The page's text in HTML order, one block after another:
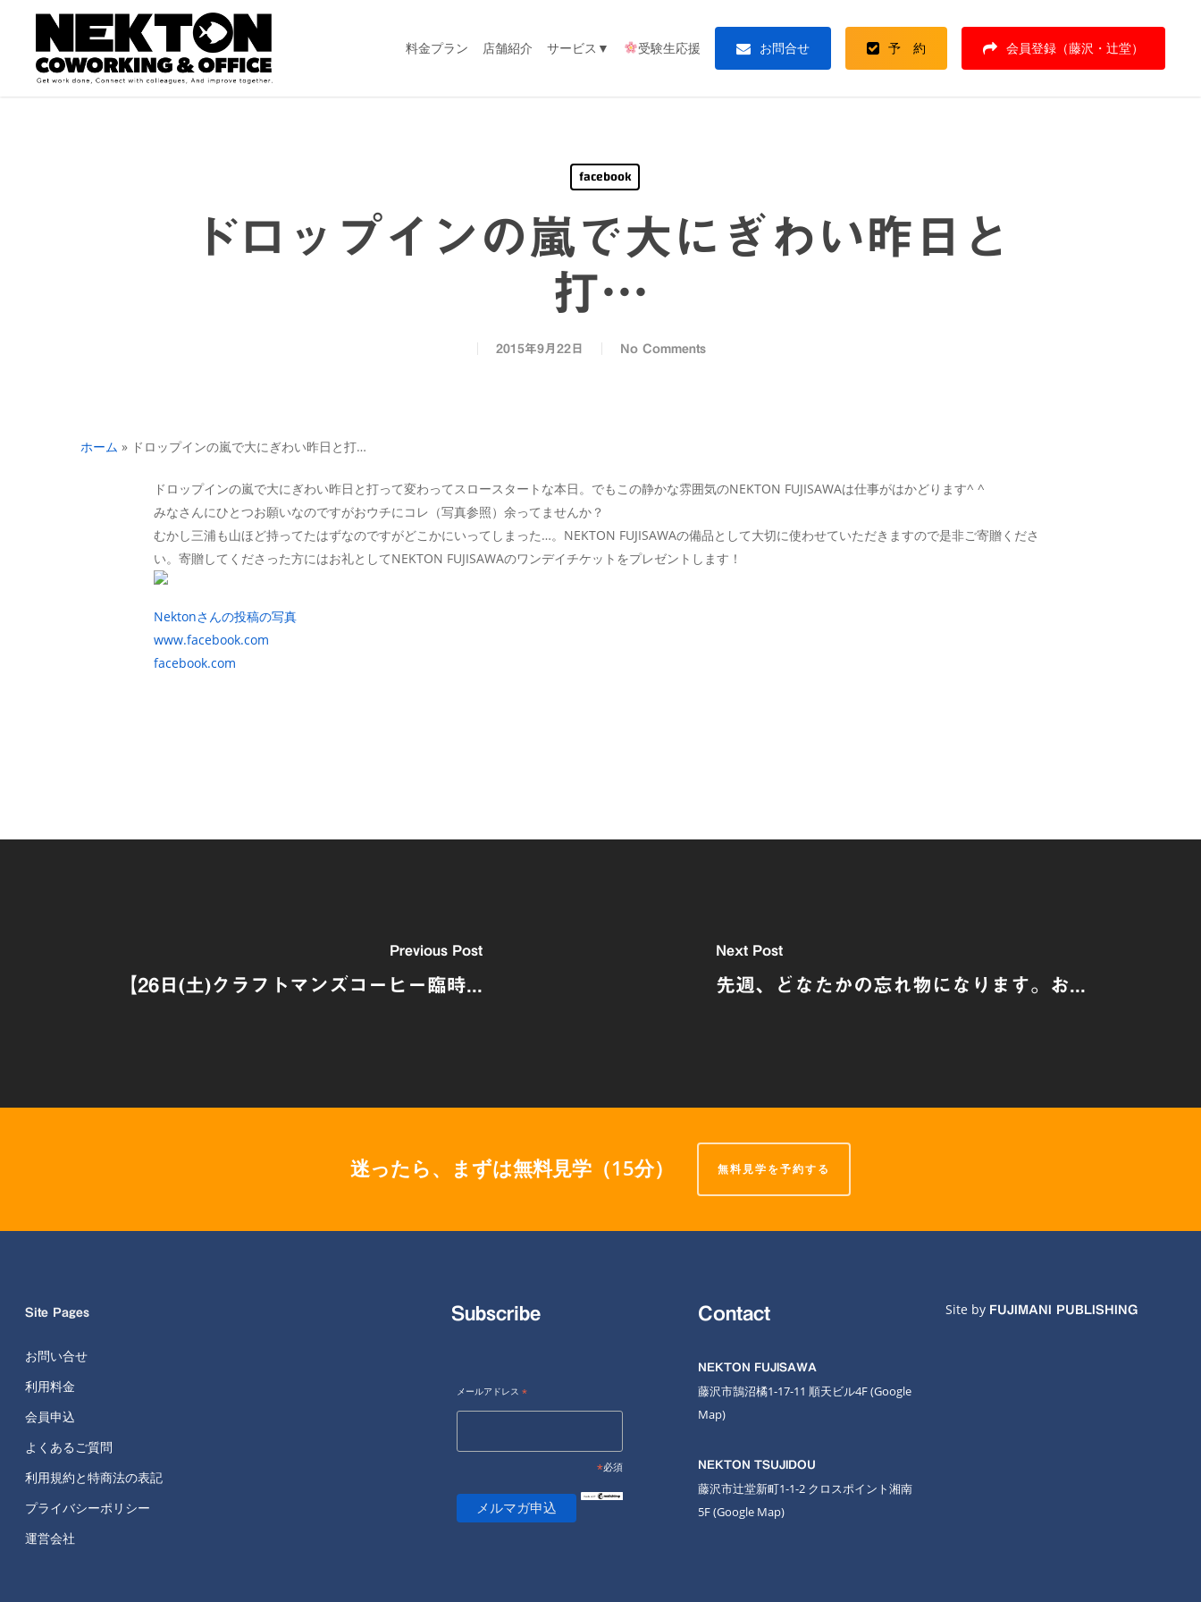
content
料金プラン 店舗紹介 サービス▼ 受験生応援 お問合せ 予 約 会員登録（藤沢・辻堂）
facebook
ドロップインの嵐で大にぎわい昨日と
打…
2015年9月22日 No Comments
ホーム » ドロップインの嵐で大にぎわい昨日と打…
ドロップインの嵐で大にぎわい昨日と打って変わってスロースタートな本日。でもこの静かな雰囲気のNEKTON FUJISAWAは仕事がはかどります^ ^
みなさんにひとつお願いなのですがおウチにコレ（写真参照）余ってませんか？
むかし三浦も山ほど持ってたはずなのですがどこかにいってしまった…。NEKTON FUJISAWAの備品として大切に使わせていただきますので是非ご寄贈くださ
い。寄贈してくださった方にはお礼としてNEKTON FUJISAWAのワンデイチケットをプレゼントします！
Nektonさんの投稿の写真
www.facebook.com
facebook.com
Previous Post
【26日(土)クラフトマンズコーヒー臨時...
Next Post
先週、どなたかの忘れ物になります。お...
迷ったら、まずは無料見学（15分） 無料見学を予約する
Site Pages
お問い合せ
利用料金
会員申込
よくあるご質問
利用規約と特商法の表記
プライバシーポリシー
運営会社
Subscribe
メールアドレス *
*必須
Contact
NEKTON FUJISAWA
藤沢市鵠沼橘1-17-11 順天ビル4F(Google
Map)
NEKTON TSUJIDOU
藤沢市辻堂新町1-1-2 クロスポイント湘南
5F(Google Map)
Site by FUJIMANI PUBLISHING